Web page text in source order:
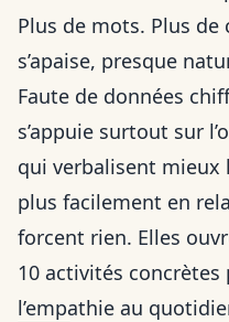
Plus de mots. Plus
s’apaise, presque
Faute de données
s’appuie surtout sur
qui verbalisent
plus facilement en
forcent rien. Elles
10 activités
l’empathie au